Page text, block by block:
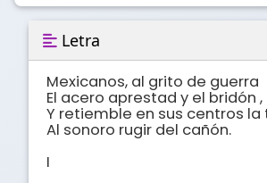
Letra
Mexicanos, al grito de guerra
El acero aprestad y el bridón ,
Y retiemble en sus centros la
Al sonoro rugir del cañón.
I